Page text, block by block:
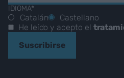
IDIOMA*
Catalán
Castellano
He leído y acepto el
Suscribirse